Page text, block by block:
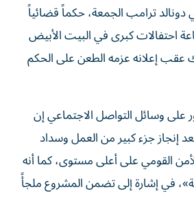
ترامب الجمعة، حكماً قضائياً
احتفالات كبرى في البيت الأبيض
عقب إعلانه عزمه الطعن على الحكم
وسائل التواصل الاجتماعي إن
إنجاز جزء كبير من العمل وسداد
القومي على أعلى مستوى، كما أنه
في إشارة إلى تضمن المشروع ملجأً